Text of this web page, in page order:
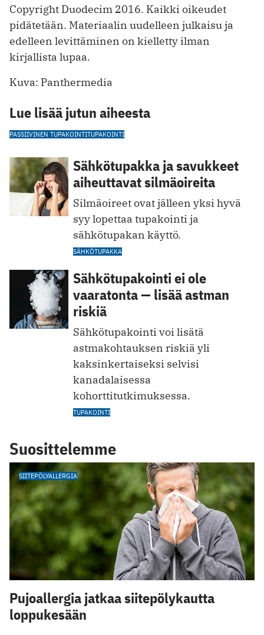
Copyright Duodecim 2016. Kaikki oikeudet
pidätetään. Materiaalin uudelleen julkaisu ja
edelleen levittäminen on kielletty ilman
kirjallista lupaa.
Kuva: Panthermedia
Lue lisää jutun aiheesta
PASSIIVINEN TUPAKOINTITUPAKOINTI
Sähkötupakka ja savukkeet
aiheuttavat silmäoireita
Silmäoireet ovat jälleen yksi hyvä
syy lopettaa tupakointi ja
sähkötupakan käyttö.
SÄHKÖTUPAKKA
Sähkötupakointi ei ole
vaaratonta — lisää astman
riskiä
Sähkötupakointi voi lisätä
astmakohtauksen riskiä yli
kaksinkertaiseksi selvisi
kanadalaisessa
kohorttitutkimuksessa.
TUPAKOINTI
Suosittelemme
SIITEPÖLYALLERGIA
Pujoallergia jatkaa siitepölykautta
loppukesään